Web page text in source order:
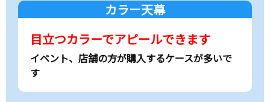
カラー天幕
目立つカラーでアピールできます
イベント、店舗の方が購入するケースが多いで
す